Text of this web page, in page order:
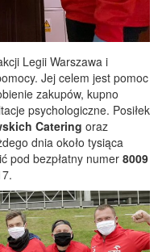
Legii Warszawa i
Jej celem jest pomoc
zakupów, kupno
psychologiczne. Posiłek
Catering oraz
dnia około tysiąca
pod bezpłatny numer 8009